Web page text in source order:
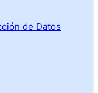
de Datos